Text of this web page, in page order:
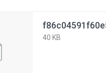
40 KB